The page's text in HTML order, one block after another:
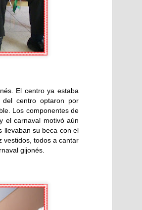
El centro ya estaba
centro optaron por
Los componentes de
el carnaval motivó aún
llevaban su beca con el
vestidos, todos a cantar
gijonés.
en la casa de campo
vidas.
taller de elaboración de